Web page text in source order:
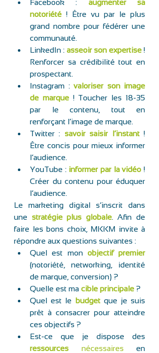
Facebook : augmenter sa
notoriété ! Être vu par le plus
grand nombre pour fédérer une
communauté.
LinkedIn : asseoir son expertise !
Renforcer sa crédibilité tout en
prospectant.
Instagram : valoriser son image
de marque ! Toucher les 18-35
par le contenu, tout en
renforçant l’image de marque.
Twitter : savoir saisir l’instant !
Être concis pour mieux informer
l’audience.
YouTube : informer par la vidéo !
Créer du contenu pour éduquer
l’audience.
Le marketing digital s’inscrit dans
une stratégie plus globale. Afin de
faire les bons choix, MKKM invite à
répondre aux questions suivantes :
Quel est mon objectif premier
(notoriété, networking, identité
de marque, conversion) ?
Quelle est ma cible principale ?
Quel est le budget que je suis
prêt à consacrer pour atteindre
ces objectifs ?
ressources nécessaires en